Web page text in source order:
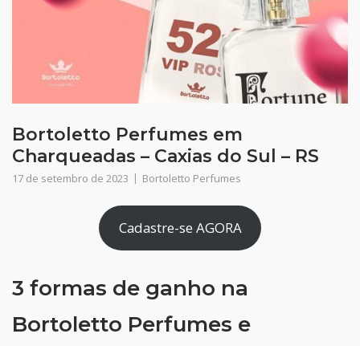
Bortoletto Perfumes em
Charqueadas – Caxias do Sul – RS
17 de setembro de 2023 Bortoletto Perfumes
Cadastre-se AGORA
3 formas de ganho na
Bortoletto Perfumes e